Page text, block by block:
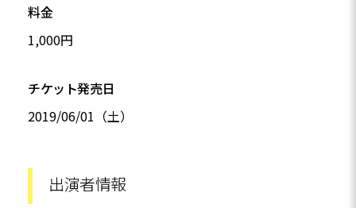
料金
1,000円
チケット発売日
2019/06/01（土）
出演者情報